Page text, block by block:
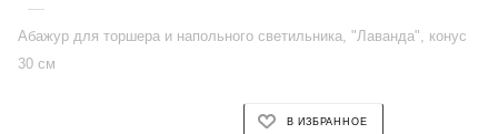
—
Абажур для торшера и напольного светильника, "Лаванда", конус
30 см
В ИЗБРАННОЕ